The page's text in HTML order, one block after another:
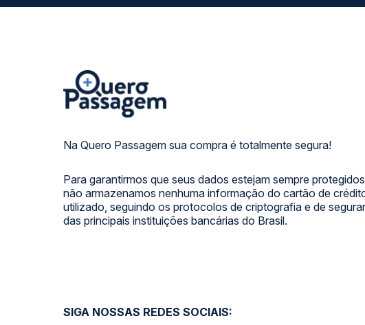
Na Quero Passagem sua compra é totalmente segura!
Para garantirmos que seus dados estejam sempre
não armazenamos nenhuma informação do cartão de
utilizado, seguindo os protocolos de criptografia e de
das principais instituições bancárias do Brasil.
SIGA NOSSAS REDES SOCIAIS: